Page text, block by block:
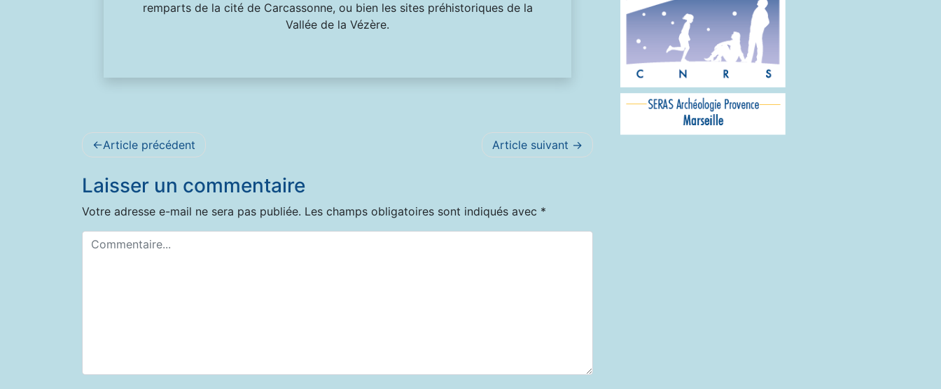
remparts de la cité de Carcassonne, ou bien les sites préhistoriques de la
Vallée de la Vézère.
Navigation
l’article
Article précédent Article suivant
Laisser un commentaire
Votre adresse e-mail ne sera pas publiée. Les champs obligatoires sont indiqués avec *